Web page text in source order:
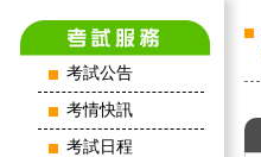
考試公告
考情快訊
考試日程